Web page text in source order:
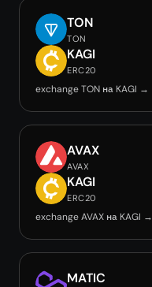
TON
TON
KAGI
ERC20
exchange TON на KAGI →
AVAX
AVAX
KAGI
ERC20
exchange AVAX на KAGI →
MATIC